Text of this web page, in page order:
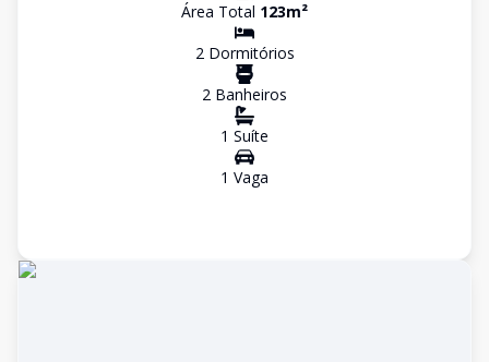
Área Total 123m²
2Dormitórios
2 Banheiros
1 Suíte
1 Vaga